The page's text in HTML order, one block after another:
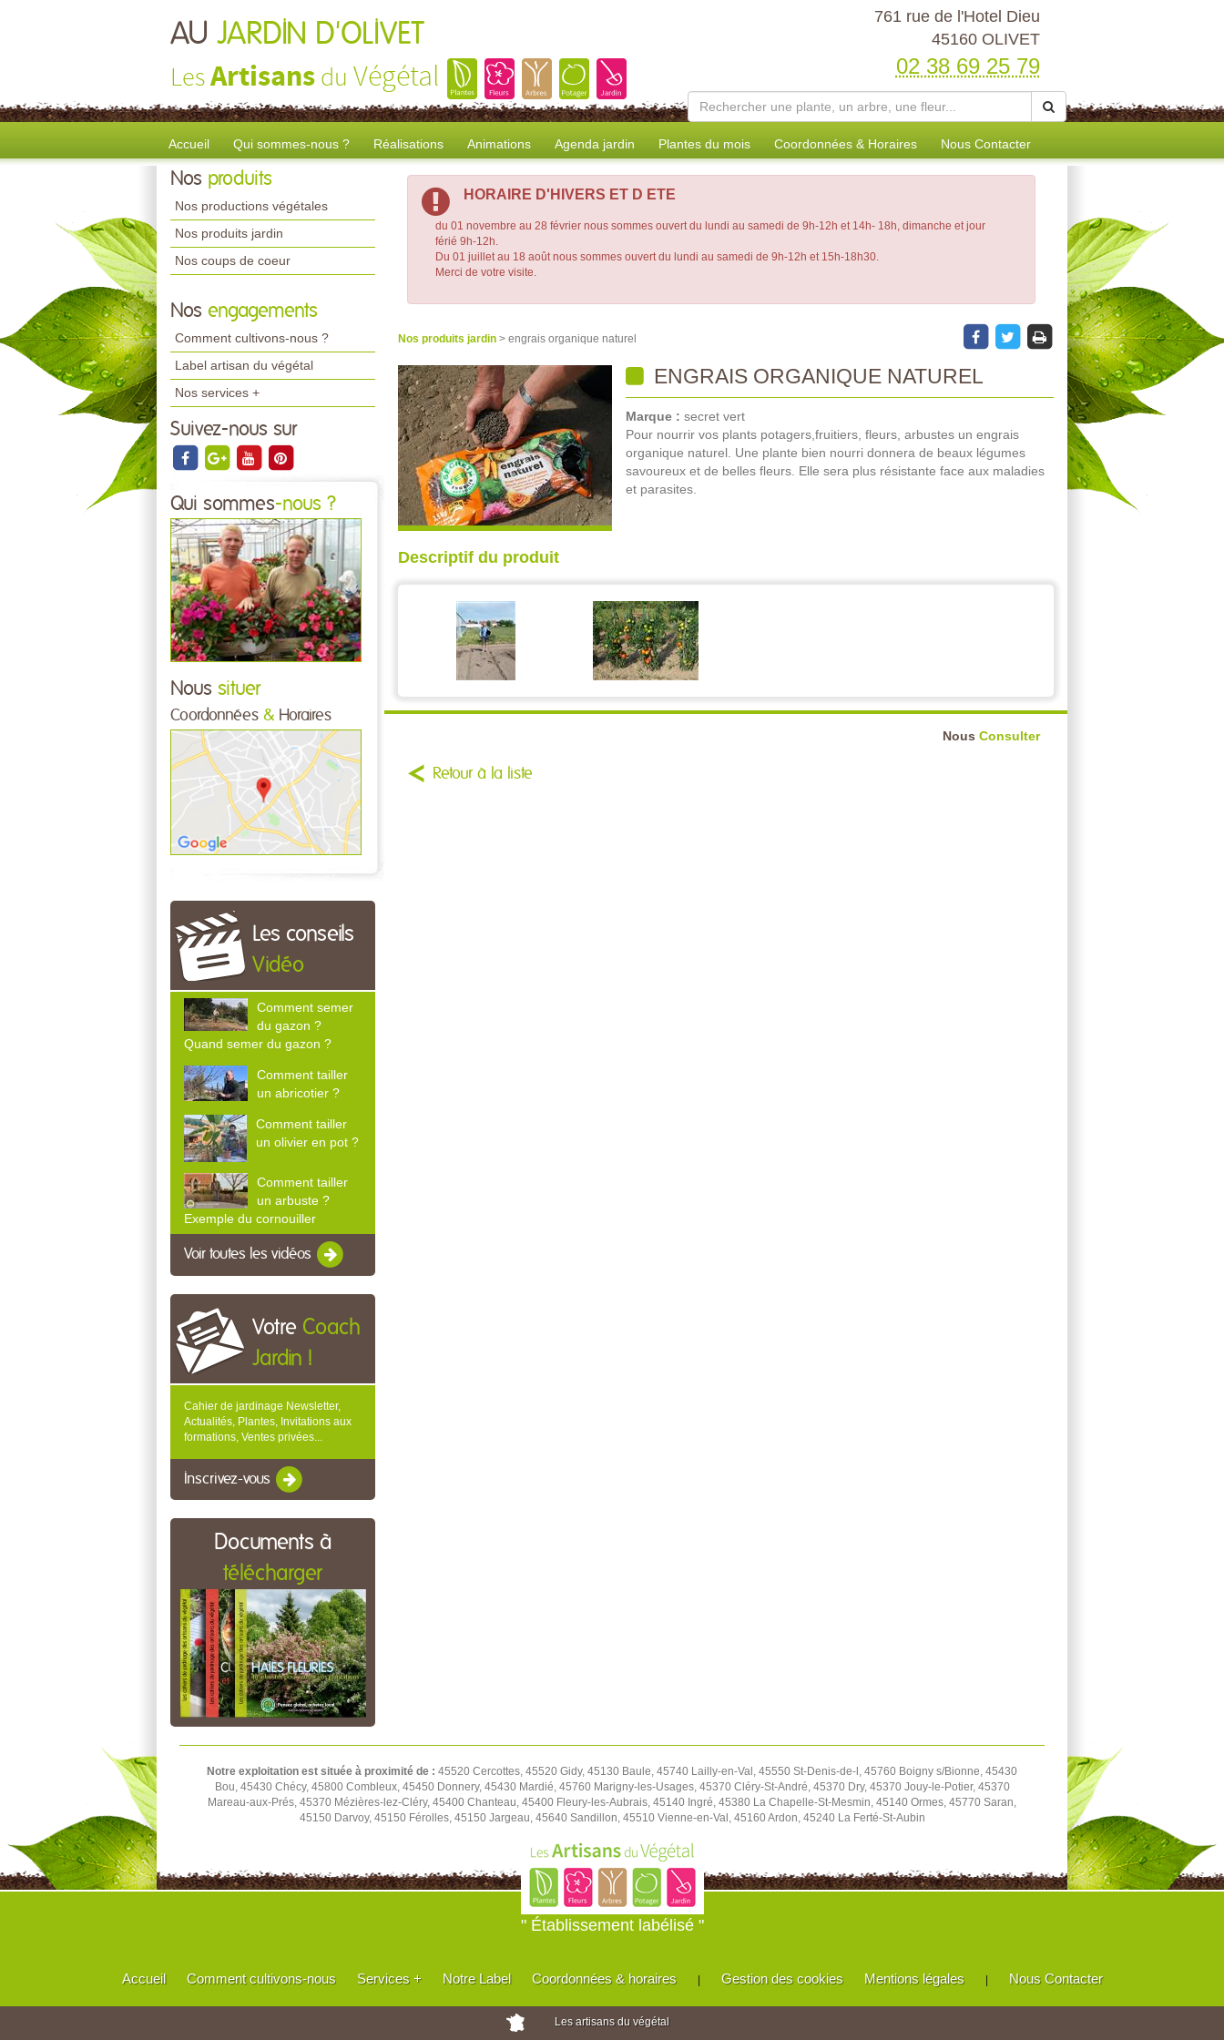
AU JARDIN D'OLIVET
LesArtisans du Végétal
761 rue de l'Hotel Dieu
45160 OLIVET
02 38 69 25 79
Accueil Qui sommes-nous ? Réalisations Animations Agenda jardin Plantes du mois Coordonnées & Horaires Nous Contacter
Nos produits
Nos productions végétales
Nos produits jardin
Nos coups de coeur
Nos engagements
Comment cultivons-nous ?
Label artisan du végétal
Nos services +
Suivez-nous sur
Qui sommes-nous ?
Nous situer
Coordonnées & Horaires
Les conseils
Vidéo
Comment semer
du gazon ?
Quand semer du gazon ?
Comment tailler
un abricotier ?
Comment tailler
un olivier en pot ?
Comment tailler
un arbuste ?
Exemple du cornouiller
Voir toutes les vidéos
Votre Coach
Jardin !
Cahier de jardinage Newsletter,
Actualités, Plantes, Invitations aux
formations, Ventes privées...
Inscrivez-vous
Documents à
télécharger
HORAIRE D'HIVERS ET D ETE
du 01 novembre au 28 février nous sommes ouvert du lundi au samedi de 9h-12h et 14h- 18h, dimanche et jour
férié 9h-12h.
Du 01 juillet au 18 août nous sommes ouvert du lundi au samedi de 9h-12h et 15h-18h30.
Merci de votre visite.
Nos produits jardin > engrais organique naturel
ENGRAIS ORGANIQUE NATUREL
Marque : secret vert
Pour nourrir vos plants potagers,fruitiers, fleurs, arbustes un engrais
organique naturel. Une plante bien nourri donnera de beaux légumes
savoureux et de belles fleurs. Elle sera plus résistante face aux maladies
et parasites.
Descriptif du produit
Nous Consulter
Retour à la liste
Notre exploitation est située à proximité de : 45520 Cercottes, 45520 Gidy, 45130 Baule, 45740 Lailly-en-Val, 45550 St-Denis-de-l, 45760 Boigny s/Bionne, 45430
Bou, 45430 Chécy, 45800 Combleux, 45450 Donnery, 45430 Mardié, 45760 Marigny-les-Usages, 45370 Cléry-St-André, 45370 Dry, 45370 Jouy-le-Potier, 45370
Mareau-aux-Prés, 45370 Mézières-lez-Cléry, 45400 Chanteau, 45400 Fleury-les-Aubrais, 45140 Ingré, 45380 La Chapelle-St-Mesmin, 45140 Ormes, 45770 Saran,
45150 Darvoy, 45150 Férolles, 45150 Jargeau, 45640 Sandillon, 45510 Vienne-en-Val, 45160 Ardon, 45240 La Ferté-St-Aubin
" Établissement labélisé "
Accueil Comment cultivons-nous Services + Notre Label Coordonnées & horaires Gestion des cookies Mentions légales Nous Contacter
Les artisans du végétal